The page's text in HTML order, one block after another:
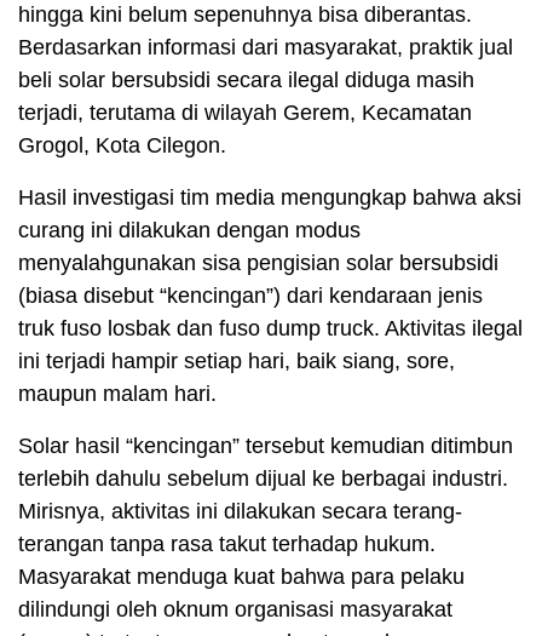
hingga kini belum sepenuhnya bisa diberantas.
Berdasarkan informasi dari masyarakat, praktik jual
beli solar bersubsidi secara ilegal diduga masih
terjadi, terutama di wilayah Gerem, Kecamatan
Grogol, Kota Cilegon.
Hasil investigasi tim media mengungkap bahwa aksi
curang ini dilakukan dengan modus
menyalahgunakan sisa pengisian solar bersubsidi
(biasa disebut “kencingan”) dari kendaraan jenis
truk fuso losbak dan fuso dump truck. Aktivitas ilegal
ini terjadi hampir setiap hari, baik siang, sore,
maupun malam hari.
Solar hasil “kencingan” tersebut kemudian ditimbun
terlebih dahulu sebelum dijual ke berbagai industri.
Mirisnya, aktivitas ini dilakukan secara terang-
terangan tanpa rasa takut terhadap hukum.
Masyarakat menduga kuat bahwa para pelaku
dilindungi oleh oknum organisasi masyarakat